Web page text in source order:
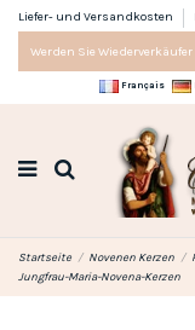
Liefer- und Versandkosten
Werden Sie Wiederverkäufer
Français
Startseite Novenen Kerzen
Jungfrau-Maria-Novena-Kerzen